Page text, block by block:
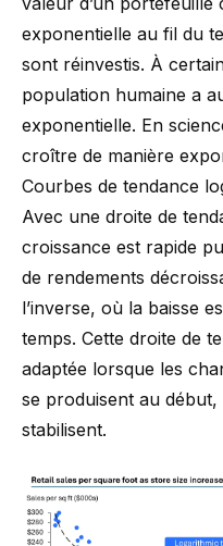
exponentielle au fil du
sont réinvestis. À
population humaine a
exponentielle. En
croître de manière
Courbes de tendance
Avec une droite de
croissance est rapide
de rendements
l’inverse, où la baisse
temps. Cette droite de
adaptée lorsque les
se produisent au
stabilisent.